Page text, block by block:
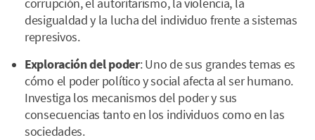
corrupción, el autoritarismo, la violencia, la
desigualdad y la lucha del individuo frente a sistemas
represivos.
Exploración del poder: Uno de sus grandes temas es
cómo el poder político y social afecta al ser humano.
Investiga los mecanismos del poder y sus
consecuencias tanto en los individuos como en las
sociedades.